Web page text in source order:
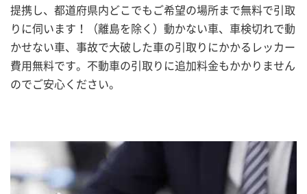
提携し、都道府県内どこでもご希望の場所まで無料で引取
りに伺います！（離島を除く）動かない車、車検切れで動
かせない車、事故で大破した車の引取りにかかるレッカー
費用無料です。不動車の引取りに追加料金もかかりません
のでご安心ください。